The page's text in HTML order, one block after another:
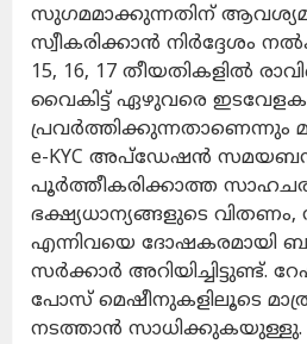
സുഗമമാക്കുന്നതിന്
സ്വീകരിക്കാൻ നിർദ്ദേശം
15, 16, 17 തീയതികളിൽ
വൈകിട്ട് ഏഴുവരെ
പ്രവർത്തിക്കുന്നതാണെന്നും
e-KYC അപ്‌ഡേഷൻ
പൂർത്തീകരിക്കാത്ത
ഭക്ഷ്യധാന്യങ്ങളുടെ വിതണം,
എന്നിവയെ ദോഷകരമായി
സർക്കാർ അറിയിച്ചിട്ടുണ്ട്.
പോസ് മെഷീനുകളിലൂടെ
നടത്താൻ